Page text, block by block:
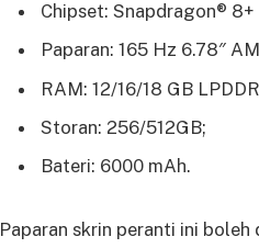
Chipset: Snapdragon®
Paparan: 165 Hz 6.78″
RAM: 12/16/18 GB
Storan: 256/512GB;
Bateri: 6000 mAh.
Paparan skrin peranti ini